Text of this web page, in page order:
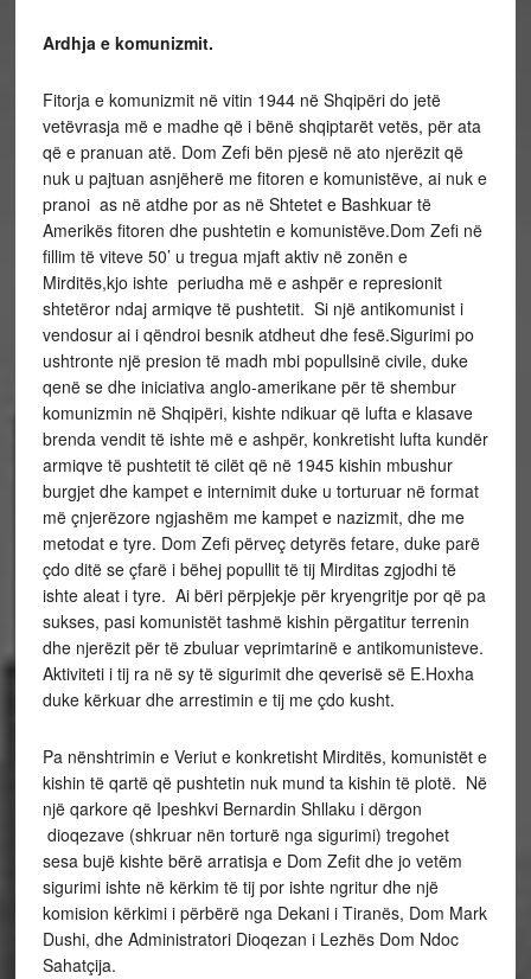
Ardhja e komunizmit.
Fitorja e komunizmit në vitin 1944 në Shqipëri do jetë
vetëvrasja më e madhe që i bënë shqiptarët vetës, për ata
që e pranuan atë. Dom Zefi bën pjesë në ato njerëzit që
nuk u pajtuan asnjëherë me fitoren e komunistëve, ai nuk e
pranoi as në atdhe por as në Shtetet e Bashkuar të
Amerikës fitoren dhe pushtetin e komunistëve.Dom Zefi në
fillim të viteve 50’ u tregua mjaft aktiv në zonën e
Mirditës,kjo ishte periudha më e ashpër e represionit
shtetëror ndaj armiqve të pushtetit. Si një antikomunist i
vendosur ai i qëndroi besnik atdheut dhe fesë.Sigurimi po
ushtronte një presion të madh mbi popullsinë civile, duke
qenë se dhe iniciativa anglo-amerikane për të shembur
komunizmin në Shqipëri, kishte ndikuar që lufta e klasave
brenda vendit të ishte më e ashpër, konkretisht lufta kundër
armiqve të pushtetit të cilët që në 1945 kishin mbushur
burgjet dhe kampet e internimit duke u torturuar në format
më çnjerëzore ngjashëm me kampet e nazizmit, dhe me
metodat e tyre. Dom Zefi përveç detyrës fetare, duke parë
çdo ditë se çfarë i bëhej popullit të tij Mirditas zgjodhi të
ishte aleat i tyre. Ai bëri përpjekje për kryengritje por që pa
sukses, pasi komunistët tashmë kishin përgatitur terrenin
dhe njerëzit për të zbuluar veprimtarinë e antikomunisteve.
Aktiviteti i tij ra në sy të sigurimit dhe qeverisë së E.Hoxha
duke kërkuar dhe arrestimin e tij me çdo kusht.
Pa nënshtrimin e Veriut e konkretisht Mirditës, komunistët e
kishin të qartë që pushtetin nuk mund ta kishin të plotë. Në
një qarkore që Ipeshkvi Bernardin Shllaku i dërgon
dioqezave (shkruar nën torturë nga sigurimi) tregohet
sesa bujë kishte bërë arratisja e Dom Zefit dhe jo vetëm
sigurimi ishte në kërkim të tij por ishte ngritur dhe një
komision kërkimi i përbërë nga Dekani i Tiranës, Dom Mark
Dushi, dhe Administratori Dioqezan i Lezhës Dom Ndoc
Sahatçija.